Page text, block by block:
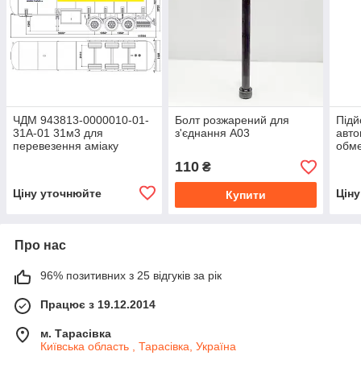
ЧДМ 943813-0000010-01-
31А-01 31м3 для
перевезення аміаку
Ціну уточнюйте
Болт розжарений для
з'єднання А03
110₴
Купити
Про нас
96% позитивних з 25 відгуків за рік
Працює з 19.12.2014
м. Тарасівка
Київська область , Тарасівка, Україна